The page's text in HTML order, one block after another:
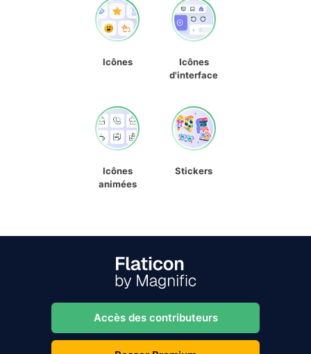
Icônes
Icônes
d'interface
Icônes
animées
Stickers
Accès des contributeurs